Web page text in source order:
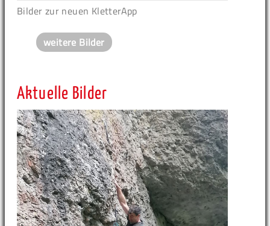
Bilder zur neuen KletterApp
weitere Bilder
Aktuelle Bilder